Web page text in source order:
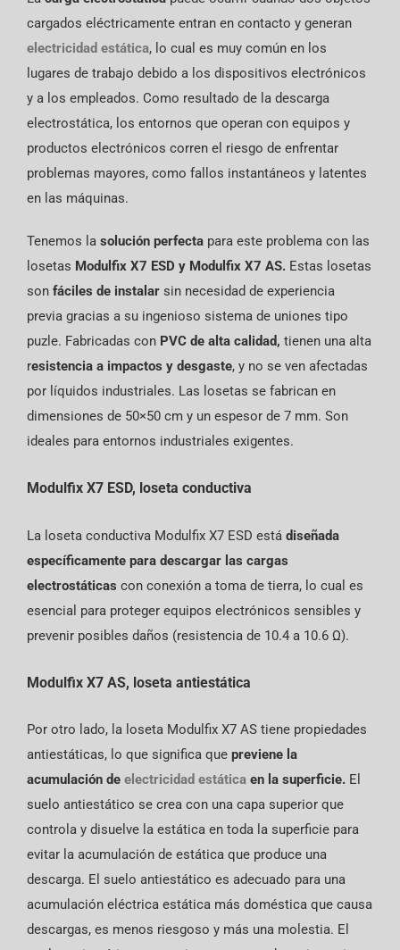
cargados eléctricamente entran en contacto y generan
electricidad estática, lo cual es muy común en los
lugares de trabajo debido a los dispositivos electrónicos
y a los empleados. Como resultado de la descarga
electrostática, los entornos que operan con equipos y
productos electrónicos corren el riesgo de enfrentar
problemas mayores, como fallos instantáneos y latentes
en las máquinas.
Tenemos la solución perfectapara este problema con las
losetas Modulfix X7 ESD y Modulfix X7 AS. Estas losetas
sonfáciles de instalarsin necesidad de experiencia
previa gracias a su ingenioso sistema de uniones tipo
puzle. Fabricadas conPVC de alta calidad, tienen una alta
resistencia a impactos y desgaste, y no se ven afectadas
por líquidos industriales. Las losetas se fabrican en
dimensiones de 50×50 cm y un espesor de 7 mm. Son
ideales para entornos industriales exigentes.
Modulfix X7 ESD, loseta conductiva
La loseta conductiva Modulfix X7 ESD está diseñada
específicamente para descargar las cargas
electrostáticas con conexión a toma de tierra, lo cual es
esencial para proteger equipos electrónicos sensibles y
prevenir posibles daños (resistencia de 10.4 a 10.6 Ω).
Modulfix X7 AS, loseta antiestática
Por otro lado, la loseta Modulfix X7 AS tiene propiedades
antiestáticas, lo que significa que previene la
acumulación deelectricidad estática en la superficie. El
suelo antiestático se crea con una capa superior que
controla y disuelve la estática en toda la superficie para
evitar la acumulación de estática que produce una
descarga. El suelo antiestático es adecuado para una
acumulación eléctrica estática más doméstica que causa
descargas, es menos riesgoso y más una molestia. El